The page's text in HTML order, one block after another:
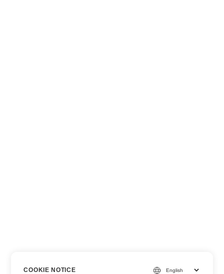
COOKIE NOTICE